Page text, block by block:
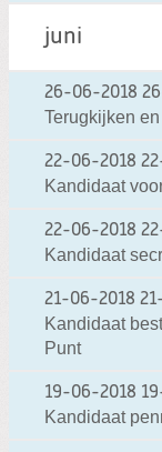
juni
26-06-2018
Terugkijken
22-06-2018
Kandidaat
22-06-2018
Kandidaat
21-06-2018
Kandidaat
Punt
19-06-2018
Kandidaat